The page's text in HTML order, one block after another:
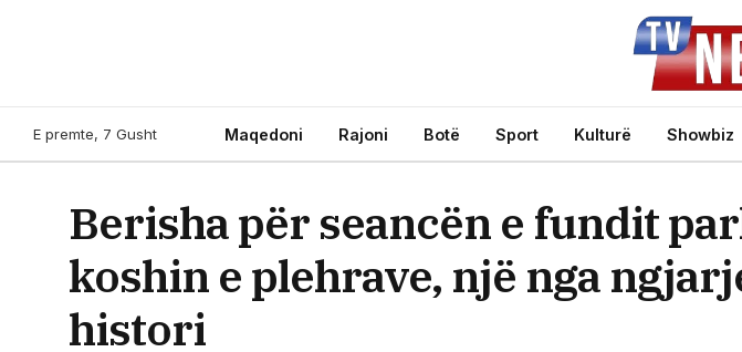
E premte, 7 Gusht Maqedoni Rajoni Botë Sport Kulturë Showbiz
Berisha për seancën e fundit
koshin e plehrave, një nga
histori